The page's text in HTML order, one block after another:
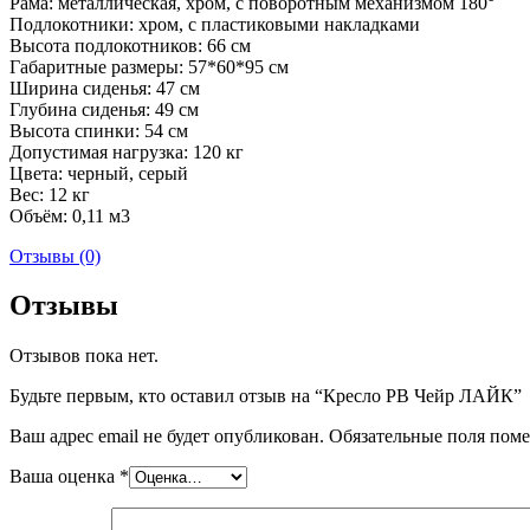
Подлокотники: хром, с пластиковыми накладками
Высота подлокотников: 66 см
Габаритные размеры: 57*60*95 см
Ширина сиденья: 47 см
Глубина сиденья: 49 см
Высота спинки: 54 см
Допустимая нагрузка: 120 кг
Цвета: черный, серый
Вес: 12 кг
Объём: 0,11 м3
Отзывы (0)
Отзывы
Отзывов пока нет.
Будьте первым, кто оставил отзыв на “Кресло РВ Чейр ЛАЙК”
Ваш адрес email не будет опубликован. Обязательные поля
Ваша оценка *